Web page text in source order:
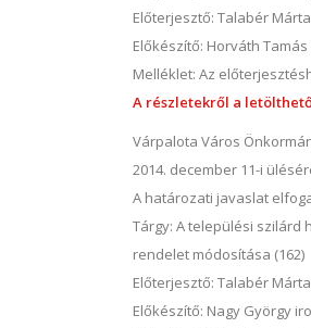
Előterjesztő: Talabér
Előkészítő: Horváth
Melléklet: Az
A részletekről a
Várpalota Város
2014. december 11-i
A határozati javaslat
Tárgy: A települési szilárd
rendelet módosítása (162)
Előterjesztő: Talabér
Előkészítő: Nagy György